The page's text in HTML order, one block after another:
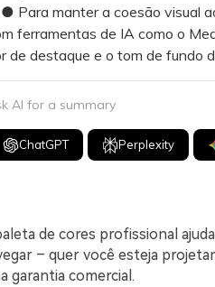
Para manter a coesão visual
ferramentas de IA como o
de destaque e o tom de fundo
AI for a summary
ChatGPT Perplexity
de cores profissional
– quer você esteja
garantia comercial.